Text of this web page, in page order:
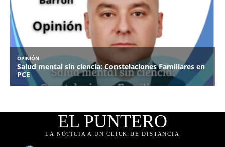
EL PUNTERO
LA NOTICIA A UN CLICK DE DISTANCIA